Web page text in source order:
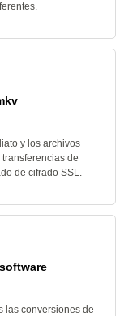
y los archivos
de
de cifrado SSL.
las conversiones de